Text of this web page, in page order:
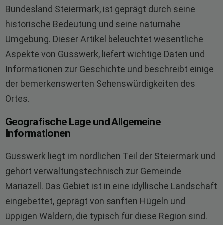
Bundesland Steiermark, ist geprägt durch seine
historische Bedeutung und seine naturnahe
Umgebung. Dieser Artikel beleuchtet wesentliche
Aspekte von Gusswerk, liefert wichtige Daten und
Informationen zur Geschichte und beschreibt einige
der bemerkenswerten Sehenswürdigkeiten des
Ortes.
Geografische Lage und Allgemeine
Informationen
Gusswerk liegt im nördlichen Teil der Steiermark und
gehört verwaltungstechnisch zur Gemeinde
Mariazell. Das Gebiet ist in eine idyllische Landschaft
eingebettet, geprägt von sanften Hügeln und
üppigen Wäldern, die typisch für diese Region sind.